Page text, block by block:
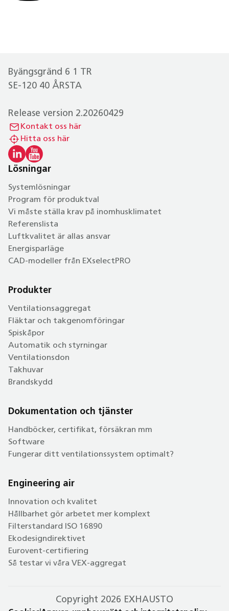
Byängsgränd 6 1 TR
SE-120 40 ÅRSTA
Release version 2.20260429
Kontakt oss här
Hitta oss här
Lösningar
Systemlösningar
Program för produktval
Vi måste ställa krav på inomhusklimatet
Referenslista
Luftkvalitet är allas ansvar
Energisparläge
CAD-modeller från EXselectPRO
Produkter
Ventilationsaggregat
Fläktar och takgenomföringar
Spiskåpor
Automatik och styrningar
Ventilationsdon
Takhuvar
Brandskydd
Dokumentation och tjänster
Handböcker, certifikat, försäkran mm
Software
Fungerar ditt ventilationssystem optimalt?
Engineering air
Innovation och kvalitet
Hållbarhet gör arbetet mer komplext
Filterstandard ISO 16890
Ekodesigndirektivet
Eurovent-certifiering
Så testar vi våra VEX-aggregat
Copyright 2026 EXHAUSTO